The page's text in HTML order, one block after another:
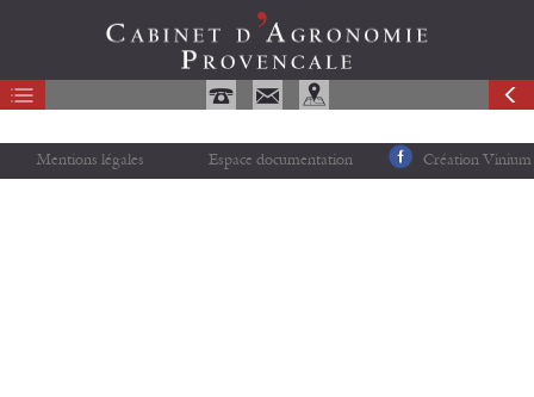
Mentions légales Espace documentation Création Vinium